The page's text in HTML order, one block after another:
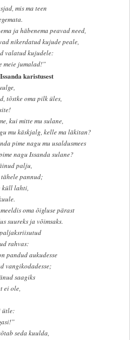
mis ma teen
ja häbenema peavad need,
nikerdatud kujude peale,
valatud kujudele:
meie jumalad!”
karistusest
tõstke oma pilk üles,
kui mitte mu sulane,
mu käskjalg, kelle ma läkitan?
pime nagu mu usaldusmees
nagu Issanda sulane?
palju,
pannud;
küll lahti,
oma õigluse pärast
suureks ja võimsaks.
rahvas:
pandud aukudesse
vangikodadesse;
saagiks
ei ole,
ütle:
seda kuulda,